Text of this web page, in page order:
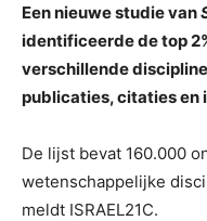
Een nieuwe studie van
identificeerde de top
verschillende
publicaties, citaties en
De lijst bevat 160.000
wetenschappelijke
meldt ISRAEL21C.